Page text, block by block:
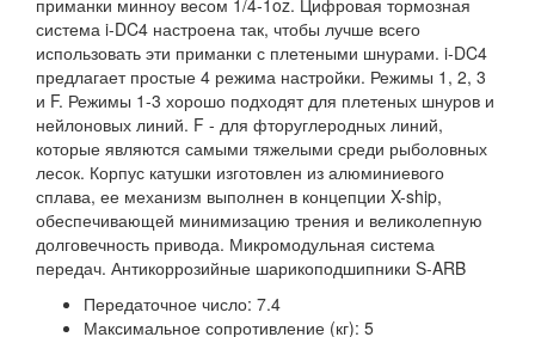
приманки минноу весом 1/4-1oz. Цифровая тормозная
система i-DC4 настроена так, чтобы лучше всего
использовать эти приманки с плетеными шнурами. i-DC4
предлагает простые 4 режима настройки. Режимы 1, 2, 3
и F. Режимы 1-3 хорошо подходят для плетеных шнуров и
нейлоновых линий. F - для фторуглеродных линий,
которые являются самыми тяжелыми среди рыболовных
лесок. Корпус катушки изготовлен из алюминиевого
сплава, ее механизм выполнен в концепции X-ship,
обеспечивающей минимизацию трения и великолепную
долговечность привода. Микромодульная система
передач. Антикоррозийные шарикоподшипники S-ARB
Передаточное число: 7.4
Максимальное сопротивление (кг): 5